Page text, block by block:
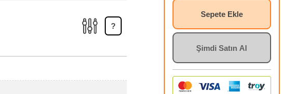
?
Sepete Ekle
Şimdi Satın Al